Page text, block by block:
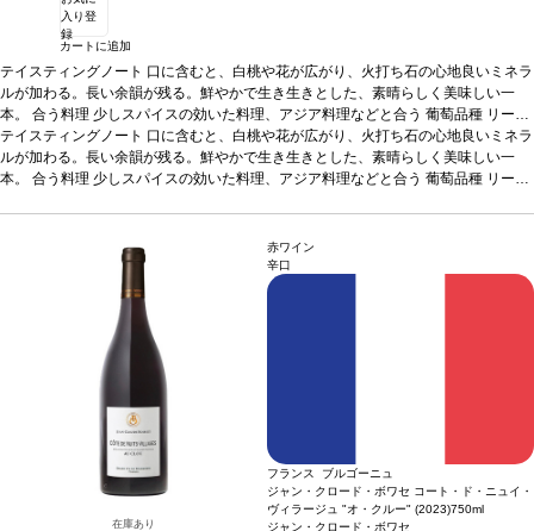
入り登
録
カートに追加
テイスティングノート 口に含むと、白桃や花が広がり、火打ち石の心地良いミネラ
ルが加わる。長い余韻が残る。鮮やかで生き生きとした、素晴らしく美味しい一
本。 合う料理 少しスパイスの効いた料理、アジア料理などと合う 葡萄品種 リース
リング 100%*本ヴィンテージが在庫切れの場合、在庫があり価格が同様の場合は
自動的に次のヴィンテージに変更されます、ご了承ください。
テイスティングノート 口に含むと、白桃や花が広がり、火打ち石の心地良いミネラ
ルが加わる。長い余韻が残る。鮮やかで生き生きとした、素晴らしく美味しい一
本。 合う料理 少しスパイスの効いた料理、アジア料理などと合う 葡萄品種 リース
在庫あり
赤ワイン
辛口
フランス ブルゴーニュ
ジャン・クロード・ボワセ コート・ド・ニュイ・
ヴィラージュ "オ・クルー" (2023)750ml
ジャン・クロード・ボワセ